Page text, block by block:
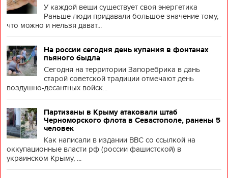
У каждой вещи существует своя энергетика
Раньше люди придавали большое значение тому,
что можно и нельзя дават...
На россии сегодня день купания в фонтанах
пьяного быдла
Сегодня на территории Запоребрика в дань
старой советской традиции отмечают день
воздушно-десантных войск...
Партизаны в Крыму атаковали штаб
Черноморского флота в Севастополе, ранены 5
человек
Как написали в издании BBC со ссылкой на
оккупационные власти рф (россии фашистской) в
украинском Крыму, ...